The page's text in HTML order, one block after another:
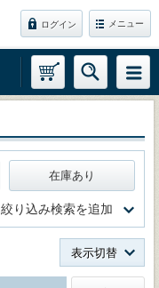
ログイン メニュー
在庫あり
絞り込み検索を追加
表示切替